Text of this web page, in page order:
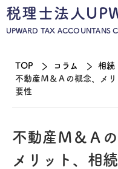
税理士法人
UPWARD TAX ACCOUNTANS
TOP コラム
相続
不動産Ｍ＆Ａの概念、メ
要性
不動産Ｍ＆Ａ
メリット、相